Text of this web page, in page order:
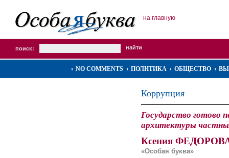
на главную
поиск:
NO COMMENTS ПОЛИТИКА ОБЩЕСТВО
Коррупция
Государство готово
архитектуры
Ксения
«Особая буква»